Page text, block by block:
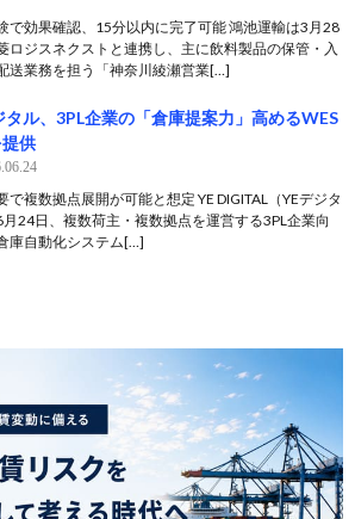
で効果確認、15分以内に完了可能 鴻池運輸は3月28
ロジスネクストと連携し、主に飲料製品の保管・入
送業務を担う「神奈川綾瀬営業[…]
タル、3PL企業の「倉庫提案力」高めるWES
供
で複数拠点展開が可能と想定 YE DIGITAL（YEデジタ
月24日、複数荷主・複数拠点を運営する3PL企業向
庫自動化システム[…]